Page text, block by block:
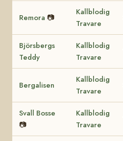
Remora 📷
Kallblodig
Travare
Björsbergs
Teddy
Kallblodig
Travare
Bergalisen
Kallblodig
Travare
Svall Bosse
📷
Kallblodig
Travare